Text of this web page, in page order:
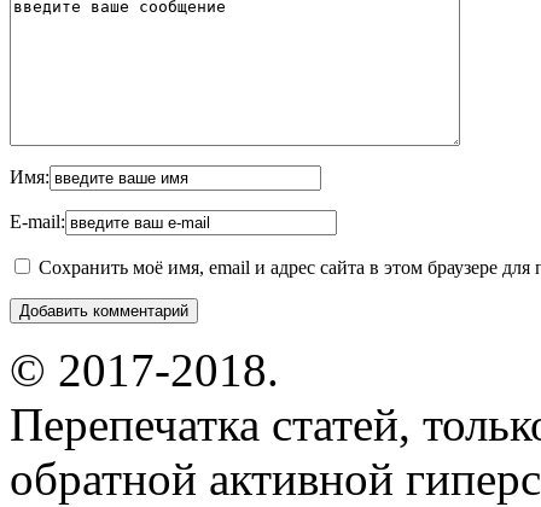
Имя:
E-mail:
Сохранить моё имя, email и адрес сайта в этом браузере
© 2017-2018.
Перепечатка статей,
обратной активной